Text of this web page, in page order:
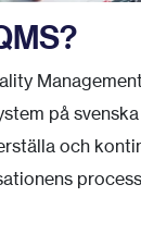
på
och